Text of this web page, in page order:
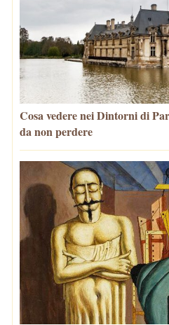
Cosa vedere nei Dintorni di
da non perdere